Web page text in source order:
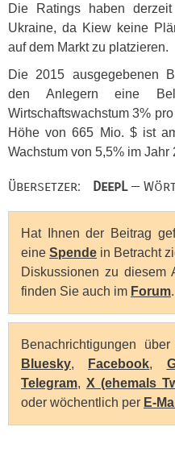
Die Ratings haben
Ukraine, da Kiew keine
auf dem Markt zu platzieren.
Die 2015 ausgegebenen
den Anlegern eine
Wirtschaftswachstum 3%
Höhe von 665 Mio. $ ist
Wachstum von 5,5% im Jahr
Übersetzer: DeepL—
Hat Ihnen der Beitrag
eine Spende in Betracht
Diskussionen zu diesem
finden Sie auch im Forum.
Benachrichtigungen
Bluesky, Facebook,
Telegram, X (ehemals
oder wöchentlich per E-